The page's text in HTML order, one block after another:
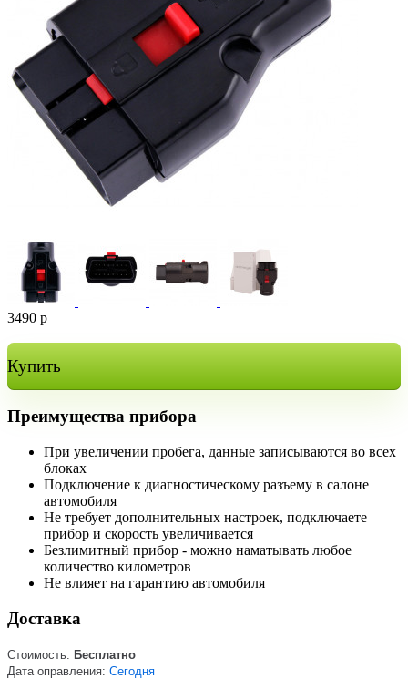
3490 р
Купить
Преимущества прибора
При увеличении пробега, данные записываются во всех
блоках
Подключение к диагностическому разъему в салоне
автомобиля
Не требует дополнительных настроек, подключаете
прибор и скорость увеличивается
Безлимитный прибор - можно наматывать любое
количество километров
Не влияет на гарантию автомобиля
Доставка
Стоимость: Бесплатно
Дата оправления: Сегодня